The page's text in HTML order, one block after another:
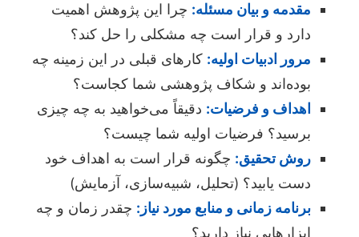
مقدمه و بیان مسئله: چرا این پژوهش اهمیت
دارد و قرار است چه مشکلی را حل کند؟
مرور ادبیات اولیه: کارهای قبلی در این زمینه چه
بوده‌اند و شکاف پژوهشی شما کجاست؟
اهداف و فرضیات: دقیقاً می‌خواهید به چه چیزی
برسید؟ فرضیات اولیه شما چیست؟
روش تحقیق: چگونه قرار است به اهداف خود
دست یابید؟ (تحلیل، شبیه‌سازی، آزمایش)
برنامه زمانی و منابع مورد نیاز: چقدر زمان و چه
ابزارهایی نیاز دارید؟